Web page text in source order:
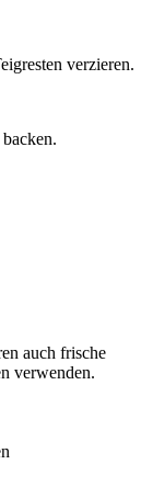
verzieren.
auch frische
verwenden.